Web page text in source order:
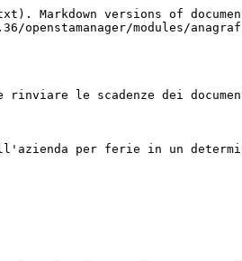
Markdown versions of
modules/
rinviare le scadenze dei
per ferie in un